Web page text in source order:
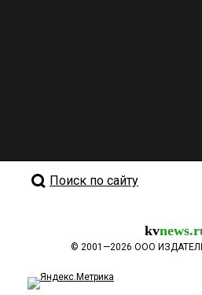
Поиск по сайту
kv
© 2001—2026 ООО